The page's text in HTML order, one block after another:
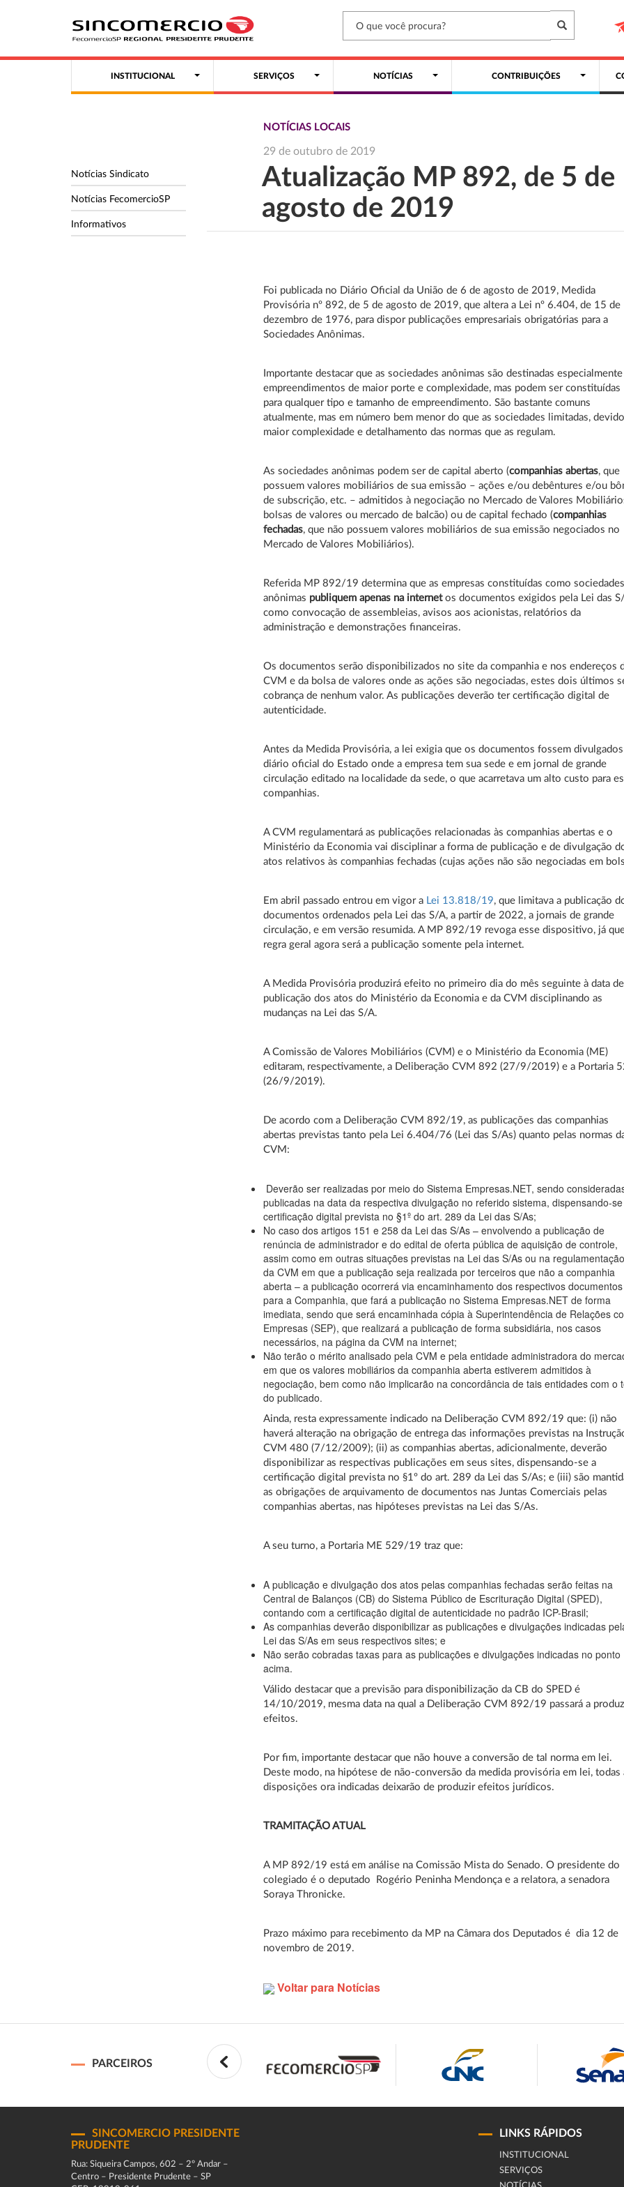
INSTITUCIONAL SERVIÇOS NOTÍCIAS CONTRIBUIÇÕES
Notícias Sindicato
Notícias FecomercioSP
Informativos
NOTÍCIAS LOCAIS
29 de outubro de 2019
Atualização MP 892, de 5 de
agosto de 2019
Foi publicada no Diário Oficial da União de 6 de agosto de 2019, Medida
Provisória nº 892, de 5 de agosto de 2019, que altera a Lei nº 6.404, de 15 de
dezembro de 1976, para dispor publicações empresariais obrigatórias para a
Sociedades Anônimas.
Importante destacar que as sociedades anônimas são destinadas especialmente
empreendimentos de maior porte e complexidade, mas podem ser constituídas
para qualquer tipo e tamanho de empreendimento. São bastante comuns
atualmente, mas em número bem menor do que as sociedades limitadas,
maior complexidade e detalhamento das normas que as regulam.
As sociedades anônimas podem ser de capital aberto (companhias abertas, que
possuem valores mobiliários de sua emissão – ações e/ou debêntures e/ou
de subscrição, etc. – admitidos à negociação no Mercado de Valores
bolsas de valores ou mercado de balcão) ou de capital fechado (companhias
fechadas, que não possuem valores mobiliários de sua emissão negociados no
Mercado de Valores Mobiliários).
Referida MP 892/19 determina que as empresas constituídas como sociedades
anônimas publiquem apenas na internetos documentos exigidos pela Lei das
como convocação de assembleias, avisos aos acionistas, relatórios da
administração e demonstrações financeiras.
Os documentos serão disponibilizados no site da companhia e nos endereços
CVM e da bolsa de valores onde as ações são negociadas, estes dois últimos
cobrança de nenhum valor. As publicações deverão ter certificação digital de
autenticidade.
Antes da Medida Provisória, a lei exigia que os documentos fossem
diário oficial do Estado onde a empresa tem sua sede e em jornal de grande
circulação editado na localidade da sede, o que acarretava um alto custo para
companhias.
A CVM regulamentará as publicações relacionadas às companhias abertas e o
Ministério da Economia vai disciplinar a forma de publicação e de divulgação
atos relativos às companhias fechadas (cujas ações não são negociadas em
Em abril passado entrou em vigor a Lei 13.818/19, que limitava a publicação
documentos ordenados pela Lei das S/A, a partir de 2022, a jornais de grande
circulação, e em versão resumida. A MP 892/19 revoga esse dispositivo, já
regra geral agora será a publicação somente pela internet.
A Medida Provisória produzirá efeito no primeiro dia do mês seguinte à data de
publicação dos atos do Ministério da Economia e da CVM disciplinando as
mudanças na Lei das S/A.
A Comissão de Valores Mobiliários (CVM) e o Ministério da Economia (ME)
editaram, respectivamente, a Deliberação CVM 892 (27/9/2019) e a Portaria
(26/9/2019).
De acordo com a Deliberação CVM 892/19, as publicações das companhias
abertas previstas tanto pela Lei 6.404/76 (Lei das S/As) quanto pelas normas
CVM:
Deverão ser realizadas por meio do Sistema Empresas.NET, sendo
publicadas na data da respectiva divulgação no referido sistema, dispensando-
certificação digital prevista no §1º do art. 289 da Lei das S/As;
No caso dos artigos 151 e 258 da Lei das S/As – envolvendo a publicação de
renúncia de administrador e do edital de oferta pública de aquisição de controle,
assim como em outras situações previstas na Lei das S/As ou na regulamentação
da CVM em que a publicação seja realizada por terceiros que não a companhia
aberta – a publicação ocorrerá via encaminhamento dos respectivos documentos
para a Companhia, que fará a publicação no Sistema Empresas.NET de forma
imediata, sendo que será encaminhada cópia à Superintendência de Relações
Empresas (SEP), que realizará a publicação de forma subsidiária, nos casos
necessários, na página da CVM na internet;
Não terão o mérito analisado pela CVM e pela entidade administradora do
em que os valores mobiliários da companhia aberta estiverem admitidos à
negociação, bem como não implicarão na concordância de tais entidades com o
do publicado.
Ainda, resta expressamente indicado na Deliberação CVM 892/19 que: (i) não
haverá alteração na obrigação de entrega das informações previstas na
CVM 480 (7/12/2009); (ii) as companhias abertas, adicionalmente, deverão
disponibilizar as respectivas publicações em seus sites, dispensando-se a
certificação digital prevista no §1º do art. 289 da Lei das S/As; e (iii) são
as obrigações de arquivamento de documentos nas Juntas Comerciais pelas
companhias abertas, nas hipóteses previstas na Lei das S/As.
A seu turno, a Portaria ME 529/19 traz que:
A publicação e divulgação dos atos pelas companhias fechadas serão feitas na
Central de Balanços (CB) do Sistema Público de Escrituração Digital (SPED),
contando com a certificação digital de autenticidade no padrão ICP-Brasil;
As companhias deverão disponibilizar as publicações e divulgações indicadas
Lei das S/As em seus respectivos sites; e
Não serão cobradas taxas para as publicações e divulgações indicadas no ponto
acima.
Válido destacar que a previsão para disponibilização da CB do SPED é
14/10/2019, mesma data na qual a Deliberação CVM 892/19 passará a
efeitos.
Por fim, importante destacar que não houve a conversão de tal norma em lei.
Deste modo, na hipótese de não-conversão da medida provisória em lei, todas
disposições ora indicadas deixarão de produzir efeitos jurídicos.
TRAMITAÇÃO ATUAL
A MP 892/19 está em análise na Comissão Mista do Senado. O presidente do
colegiado é o deputado Rogério Peninha Mendonça e a relatora, a senadora
Soraya Thronicke.
Prazo máximo para recebimento da MP na Câmara dos Deputados é dia 12 de
novembro de 2019.
Voltar para Notícias
PARCEIROS
SINCOMERCIO PRESIDENTE
PRUDENTE
Rua: Siqueira Campos, 602 – 2º Andar –
Centro – Presidente Prudente – SP
LINKS RÁPIDOS
INSTITUCIONAL
SERVIÇOS